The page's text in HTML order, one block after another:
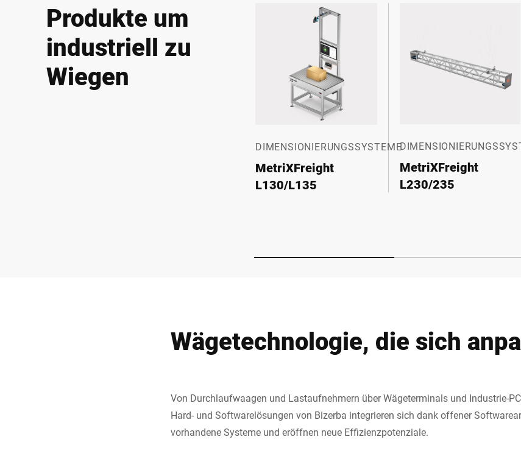
Produkte um
industriell zu
Wiegen
DIMENSIONIERUNGSSYSTEME
MetriXFreight
L130/L135
MetriXFreight
L230/235
Wägetechnologie, die sich
Von Durchlaufwaagen und Lastaufnehmern über Wägeterminals und Industrie-
Hard- und Softwarelösungen von Bizerba integrieren sich dank offener
vorhandene Systeme und eröffnen neue Effizienzpotenziale.